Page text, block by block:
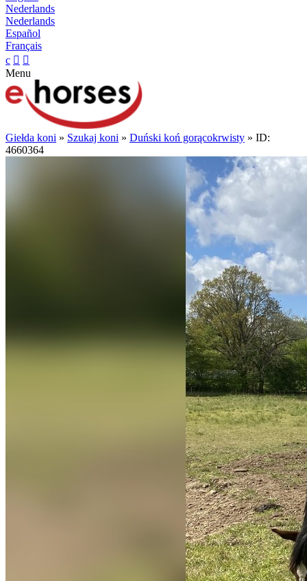
Nederlands
Nederlands
Español
Français
c  
Menu
Giełda koni » Szukaj koni » Duński koń gorącokrwisty » ID:
4660364